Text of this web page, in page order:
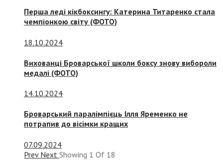
Перша леді кікбоксингу: Катерина Титаренко стала
чемпіонкою світу (ФОТО)
18.10.2024
Вихованці Броварської школи боксу знову вибороли
медалі (ФОТО)
14.10.2024
Броварський паралімпієць Ілля Яременко не
потрапив до вісімки кращих
07.09.2024
Prev Next Showing 1 Of 18